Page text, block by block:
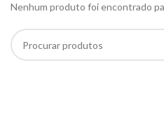
Nenhum produto foi encontrado